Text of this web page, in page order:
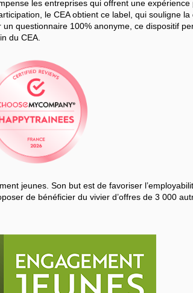
les entreprises qui offrent une
le CEA obtient ce label, qui souligne
questionnaire 100% anonyme, ce dispositif
du CEA.
jeunes. Son but est de favoriser
de bénéficier du vivier d’offres de 3 000